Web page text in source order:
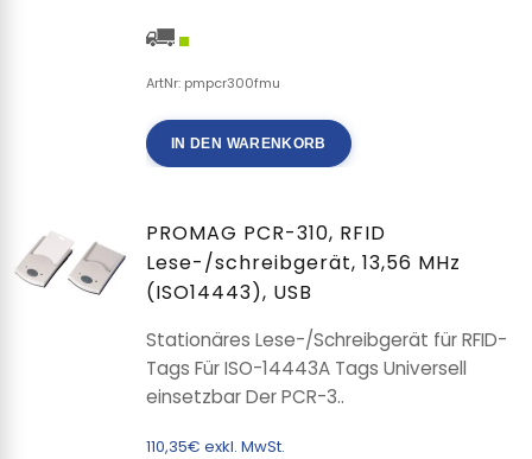
ArtNr: pmpcr300fmu
IN DEN WARENKORB
PROMAG PCR-310, RFID
Lese-/schreibgerät, 13,56 MHz
(ISO14443), USB
Stationäres Lese-/Schreibgerät für RFID-
Tags Für ISO-14443A Tags Universell
einsetzbar Der PCR-3..
110,35€ exkl. MwSt.